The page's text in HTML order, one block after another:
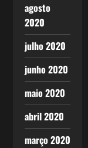
agosto
2020
julho 2020
junho 2020
maio 2020
abril 2020
março 2020